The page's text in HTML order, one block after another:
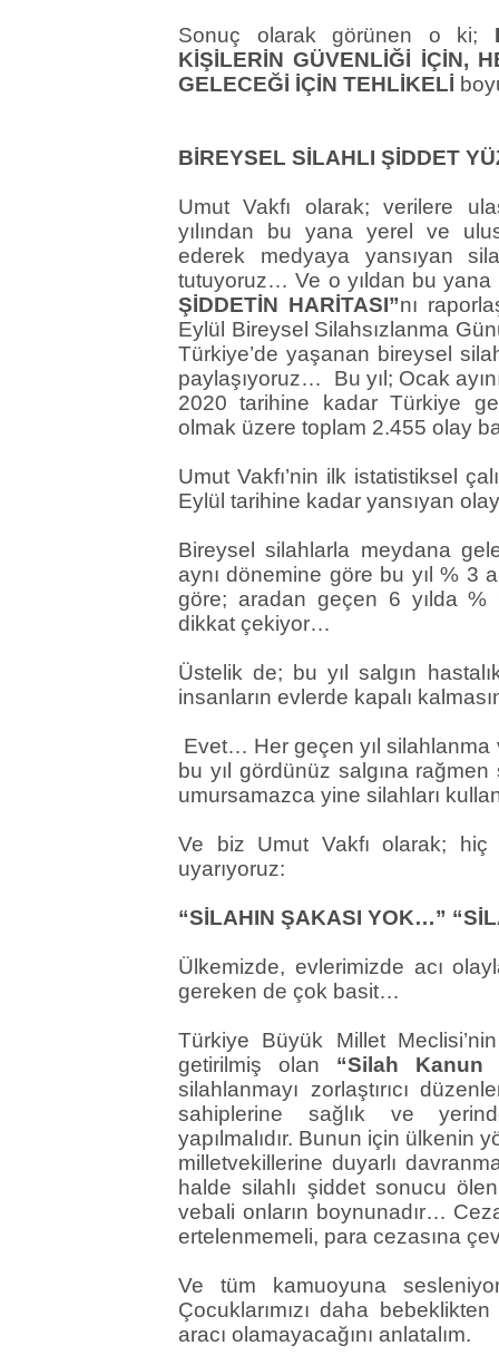
Sonuç olarak görünen o ki;
KİŞİLERİN GÜVENLİĞİ İÇİN,
GELECEĞİ İÇİN TEHLİKELİ
BİREYSEL SİLAHLI ŞİDDET
Umut Vakfı olarak; verilere
yılından bu yana yerel ve
ederek medyaya yansıyan
tutuyoruz… Ve o yıldan bu yana
ŞİDDETİN HARİTASI”nı
Eylül Bireysel Silahsızlanma
Türkiye’de yaşanan bireysel
paylaşıyoruz… Bu yıl; Ocak
2020 tarihine kadar Türkiye
olmak üzere toplam 2.455 olay
Umut Vakfı’nin ilk istatistiksel
Eylül tarihine kadar yansıyan
Bireysel silahlarla meydana
aynı dönemine göre bu yıl % 3
göre; aradan geçen 6 yılda %
dikkat çekiyor…
Üstelik de; bu yıl salgın
insanların evlerde kapalı
Evet… Her geçen yıl silahlanma
bu yıl gördünüz salgına
umursamazca yine silahları
Ve biz Umut Vakfı olarak; hiç
uyarıyoruz:
“SİLAHIN ŞAKASI YOK…”
Ülkemizde, evlerimizde acı
gereken de çok basit…
Türkiye Büyük Millet
getirilmiş olan “Silah Kanun
silahlanmayı zorlaştırıcı
sahiplerine sağlık ve
yapılmalıdır. Bunun için ülkenin
milletvekillerine duyarlı
halde silahlı şiddet sonucu
vebali onların boynunadır…
ertelenmemeli, para cezasına
Ve tüm kamuoyuna
Çocuklarımızı daha
aracı olamayacağını anlatalım.